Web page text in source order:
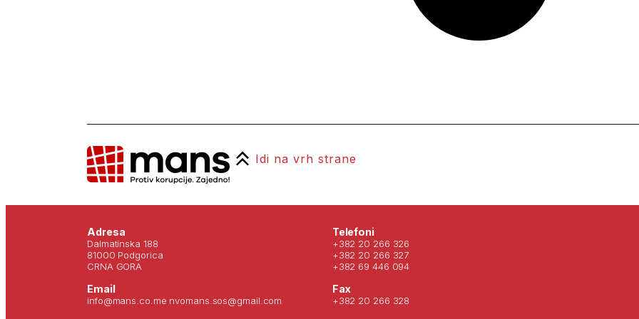
Idi na vrh strane
Adresa
Dalmatinska 188
81000 Podgorica
CRNA GORA
Email
info@mans.co.me nvomans.sos@gmail.com
Telefoni
+382 20 266 326
+382 20 266 327
+382 69 446 094
Fax
+382 20 266 328